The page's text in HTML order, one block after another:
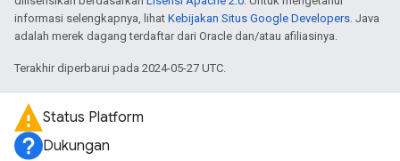
informasi selengkapnya, lihat Kebijakan Situs Google Developers. Java
adalah merek dagang terdaftar dari Oracle dan/atau afiliasinya.
Terakhir diperbarui pada 2024-05-27 UTC.
Status Platform
Dukungan